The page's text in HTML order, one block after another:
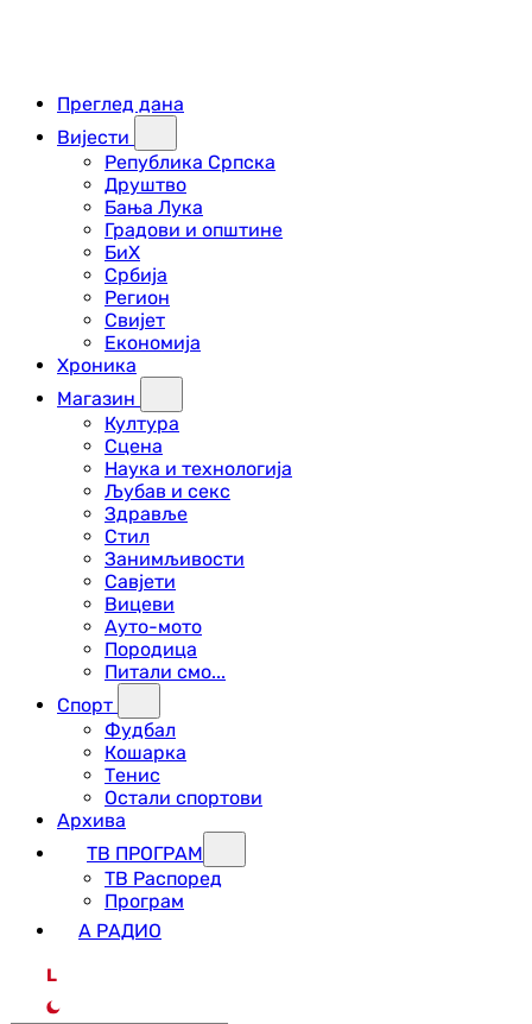
Преглед дана
Вијести
Република Српска
Друштво
Бања Лука
Градови и општине
БиХ
Србија
Регион
Свијет
Економија
Хроника
Магазин
Култура
Сцена
Наука и технологија
Љубав и секс
Здравље
Стил
Занимљивости
Савјети
Вицеви
Ауто-мото
Породица
Питали смо...
Спорт
Фудбал
Кошарка
Тенис
Остали спортови
Архива
ТВ ПРОГРАМ
ТВ Распоред
Програм
А РАДИО
L